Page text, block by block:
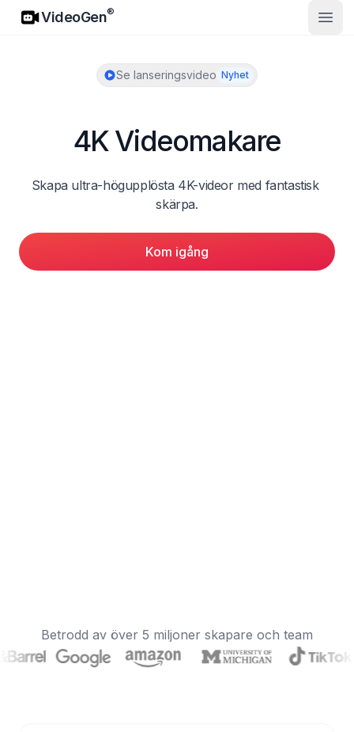
VideoGen
VideoGen®
Se lanseringsvideo Nyhet
4K Videomakare
Skapa ultra-högupplösta 4K-videor med fantastisk
skärpa.
Kom igång
Betrodd av över 5 miljoner skapare och team